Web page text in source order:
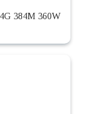
384M 360W